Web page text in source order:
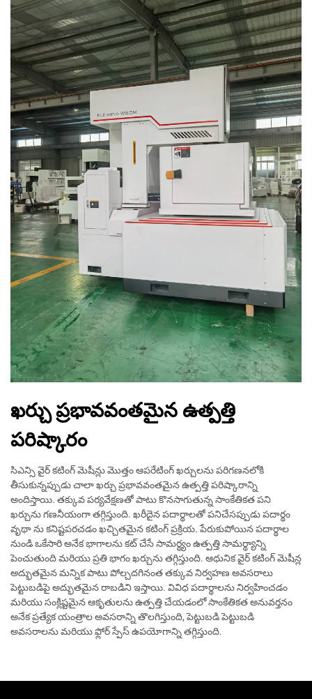
ఖర్చు ప్రభావవంతమైన ఉత్పత్తి
పరిష్కారం
సిఎన్సి వైర్ కటింగ్ మెషీన్లు మొత్తం ఆపరేటింగ్ ఖర్చులను పరిగణనలోకి
తీసుకున్నప్పుడు చాలా ఖర్చు ప్రభావవంతమైన ఉత్పత్తి పరిష్కారాన్ని
అందిస్తాయి. తక్కువ పర్యవేక్షణతో పాటు కొనసాగుతున్న సాంకేతికత పని
ఖర్చును గణనీయంగా తగ్గిస్తుంది. ఖరీదైన పదార్థాలతో పనిచేసప్పుడు పదార్థం
వృథా ను కనిష్టపరచడం ఖచ్చితమైన కటింగ్ ప్రక్రియ. పేరుకుపోయిన పదార్థాల
నుండి ఒకేసారి అనేక భాగాలను కట్ చేసే సామర్థ్యం ఉత్పత్తి సామర్థ్యాన్ని
పెంచుతుంది మరియు ప్రతి భాగం ఖర్చును తగ్గిస్తుంది. ఆధునిక వైర్ కటింగ్ మెషీన్ల
అద్భుతమైన మన్నిక పాటు పోల్చదగినంత తక్కువ నిర్వహణ అవసరాలు
పెట్టుబడిపై అద్భుతమైన రాబడిని ఇస్తాయి. వివిధ పదార్థాలను నిర్వహించడం
మరియు సంక్లిష్టమైన ఆకృతులను ఉత్పత్తి చేయడంలో సాంకేతికత అనువర్తనం
అనేక ప్రత్యేక యంత్రాల అవసరాన్ని తొలగిస్తుంది, పెట్టుబడి పెట్టుబడి
అవసరాలను మరియు ఫ్లోర్ స్పేస్ ఉపయోగాన్ని తగ్గిస్తుంది.